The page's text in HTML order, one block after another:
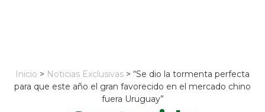
Inicio > Noticias Exclusivas > “Se dio la tormenta perfecta
para que este año el gran favorecido en el mercado chino
fuera Uruguay”